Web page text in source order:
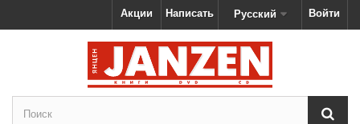
Войти
Русский
Написать
Акции